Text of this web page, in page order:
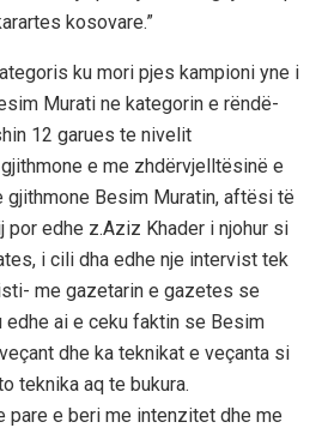
kosovare.”
ku mori pjes kampioni yne i
Murati ne kategorin e rëndë-
12 garues te nivelit
e me zhdërvjelltësinë e
gjithmone Besim Muratin, aftësi të
por edhe z.Aziz Khader i njohur si
i cili dha edhe nje intervist tek
me gazetarin e gazetes se
edhe ai e ceku faktin se Besim
dhe ka teknikat e veçanta si
teknika aq te bukura.
pare e beri me intenzitet dhe me